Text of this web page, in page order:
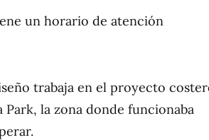
un horario de atención
trabaja en el proyecto
la zona donde funcionaba